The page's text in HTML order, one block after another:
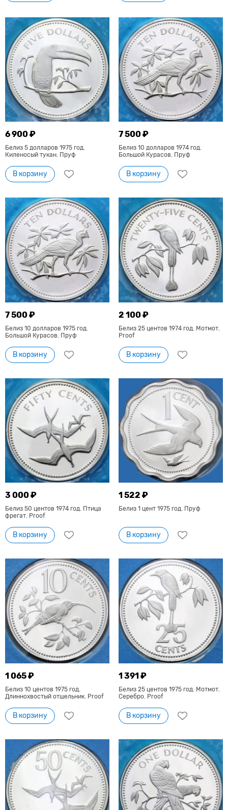
6 900 ₽
Белиз 5 долларов 1975 год.
Киленосый тукан. Пруф
В корзину
7 500 ₽
Белиз 10 долларов 1974 год.
Большой Курасов. Пруф
В корзину
7 500 ₽
Белиз 10 долларов 1975 год.
Большой Курасов. Пруф
В корзину
2 100 ₽
Белиз 25 центов 1974 год. Мотмот.
Proof
В корзину
3 000 ₽
Белиз 50 центов 1974 год. Птица
фрегат. Proof
В корзину
1 522 ₽
Белиз 1 цент 1975 год. Пруф
В корзину
1 065 ₽
Белиз 10 центов 1975 год.
Длиннохвостый отшельник. Proof
В корзину
1 391 ₽
Белиз 25 центов 1975 год. Мотмот.
Серебро. Proof
В корзину